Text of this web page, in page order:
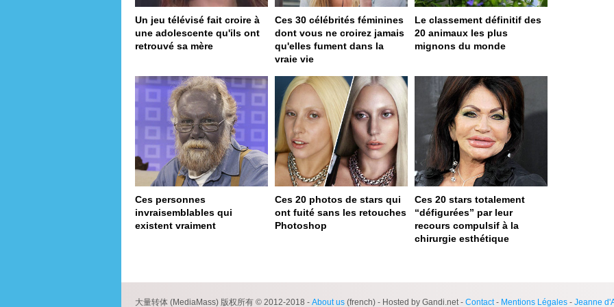
Un jeu télévisé fait croire à
une adolescente qu'ils ont
retrouvé sa mère
Ces 30 célébrités féminines
dont vous ne croirez jamais
qu'elles fument dans la
vraie vie
Le classement définitif des
20 animaux les plus
mignons du monde
Ces personnes
invraisemblables qui
existent vraiment
Ces 20 photos de stars qui
ont fuité sans les retouches
Photoshop
Ces 20 stars totalement
“défigurées” par leur
recours compulsif à la
chirurgie esthétique
大量转体 (MediaMass) 版权所有 © 2012-2018 - About us (french) - Hosted by Gandi.net - Contact- Mentions Légales - Jeanne